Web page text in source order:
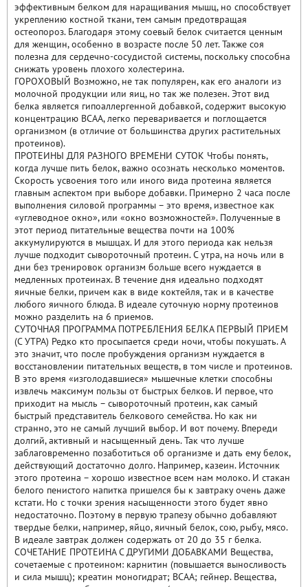
эффективным белком для наращивания мышц, но способствует
укреплению костной ткани, тем самым предотвращая
остеопороз. Благодаря этому соевый белок считается ценным
для женщин, особенно в возрасте после 50 лет. Также соя
полезна для сердечно-сосудистой системы, поскольку способна
снижать уровень плохого холестерина.
ГОРОХОВЫЙ Возможно, не так популярен, как его аналоги из
молочной продукции или яиц, но так же полезен. Этот вид
белка является гипоаллергенной добавкой, содержит высокую
концентрацию BCAA, легко переваривается и поглощается
организмом (в отличие от большинства других растительных
протеинов).
ПРОТЕИНЫ ДЛЯ РАЗНОГО ВРЕМЕНИ СУТОК Чтобы понять,
когда лучше пить белок, важно осознать несколько моментов.
Скорость усвоения того или иного вида протеина является
главным аспектом при выборе добавки. Примерно 2 часа после
выполнения силовой программы – это время, известное как
«углеводное окно», или «окно возможностей». Полученные в
этот период питательные вещества почти на 100%
аккумулируются в мышцах. И для этого периода как нельзя
лучше подходит сывороточный протеин. С утра, на ночь или в
дни без тренировок организм больше всего нуждается в
медленных протеинах. В течение дня идеально подходят
яичные белки, причем как в виде коктейля, так и в качестве
любого яичного блюда. В идеале суточную норму протеинов
можно разделить на 6 приемов.
СУТОЧНАЯ ПРОГРАММА ПОТРЕБЛЕНИЯ БЕЛКА ПЕРВЫЙ ПРИЕМ
(С УТРА) Редко кто просыпается среди ночи, чтобы покушать. А
это значит, что после пробуждения организм нуждается в
восстановлении питательных веществ, в том числе и протеинов.
В это время «изголодавшиеся» мышечные клетки способны
извлечь максимум пользы от быстрых белков. И первое, что
приходит на мысль – сывороточный протеин, как самый
быстрый представитель белкового семейства. Но как ни
странно, это не самый лучший выбор. И вот почему. Впереди
долгий, активный и насыщенный день. Так что лучше
заблаговременно позаботиться об организме и дать ему белок,
действующий достаточно долго. Например, казеин. Источник
этого протеина – хорошо известное всем нам молоко. И стакан
белого пенистого напитка пришелся бы к завтраку очень даже
кстати. Но с точки зрения насыщенности этого будет явно
недостаточно. Поэтому в первую трапезу обычно добавляют
твердые белки, например, яйцо, яичный белок, сою, рыбу, мясо.
В идеале завтрак должен содержать от 20 до 35 г белка.
СОЧЕТАНИЕ ПРОТЕИНА С ДРУГИМИ ДОБАВКАМИ Вещества,
сочетаемые с протеином: карнитин (повышается выносливость
и сила мышц); креатин моногидрат; BCAA; гейнер. Вещества,